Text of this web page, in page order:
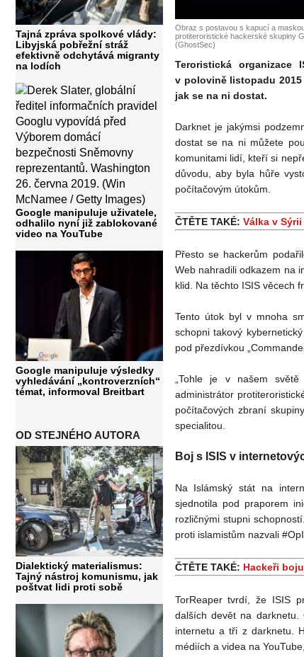
Tajná zpráva spolkové vlády:
Libyjská pobřežní stráž
efektivně odchytává migranty
na lodích
Google manipuluje uživatele,
odhalilo nyní již zablokované
video na YouTube
Google manipuluje výsledky
vyhledávání „kontroverzních“
témat, informoval Breitbart
OD STEJNÉHO AUTORA
Dialektický materialismus:
Tajný nástroj komunismu, jak
poštvat lidi proti sobě
Obraz s postavou s kapucí a
protiteroristické hackerské skupiny
(GhostSec)
Teroristická
v polovině listopadu
jak se na ni dostat.
Darknet je jakýmsi
dostat se na ni můžete
komunitami lidí, kteří si
důvodu, aby byla hůře
počítačovým útokům.
ČTĚTE TAKÉ: Válka v
Přesto se hackerům
Web nahradili odkazem na
klid. Na těchto ISIS věcech
Tento útok byl v mnoha
schopni takový
pod přezdívkou
„Tohle je v našem světě
administrátor
počítačových zbraní
specialitou.
Boj s ISIS v
Na Islámský stát na
sjednotila pod praporem
rozličnými stupni
proti islamistům nazvali
ČTĚTE TAKÉ: Hackeři
TorReaper tvrdí, že ISIS
dalších devět na
internetu a tři z darknetu.
médiích a videa na